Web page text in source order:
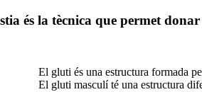
és la tècnica que permet
El gluti és una estructura formada
El gluti masculí té una estructura